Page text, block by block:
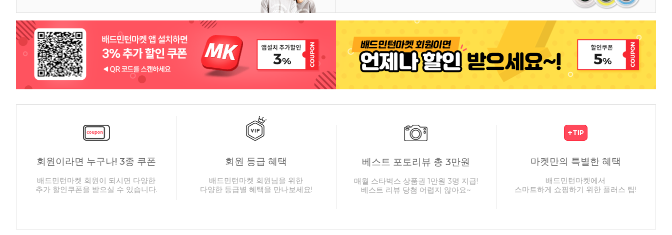
회원이라면 누구나! 3종 쿠폰
배드민턴마켓 회원이 되시면 다양한
추가 할인쿠폰을 받으실 수 있습니다.
회원 등급 혜택
배드민턴마켓 회원님을 위한
다양한 등급별 혜택을 만나보세요!
베스트 포토리뷰 총 3만원
매월 스타벅스 상품권 1만원 3명 지급!
베스트 리뷰 당첨 어렵지 않아요~
마켓만의 특별한 혜택
배드민턴마켓에서
스마트하게 쇼핑하기 위한 플러스 팁!